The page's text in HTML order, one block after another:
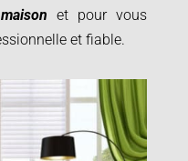
et pour vous
et fiable.